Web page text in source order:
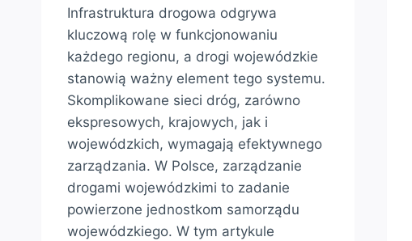
Infrastruktura drogowa odgrywa
kluczową rolę w funkcjonowaniu
każdego regionu, a drogi wojewódzkie
stanowią ważny element tego systemu.
Skomplikowane sieci dróg, zarówno
ekspresowych, krajowych, jak i
wojewódzkich, wymagają efektywnego
zarządzania. W Polsce, zarządzanie
drogami wojewódzkimi to zadanie
powierzone jednostkom samorządu
wojewódzkiego. W tym artykule